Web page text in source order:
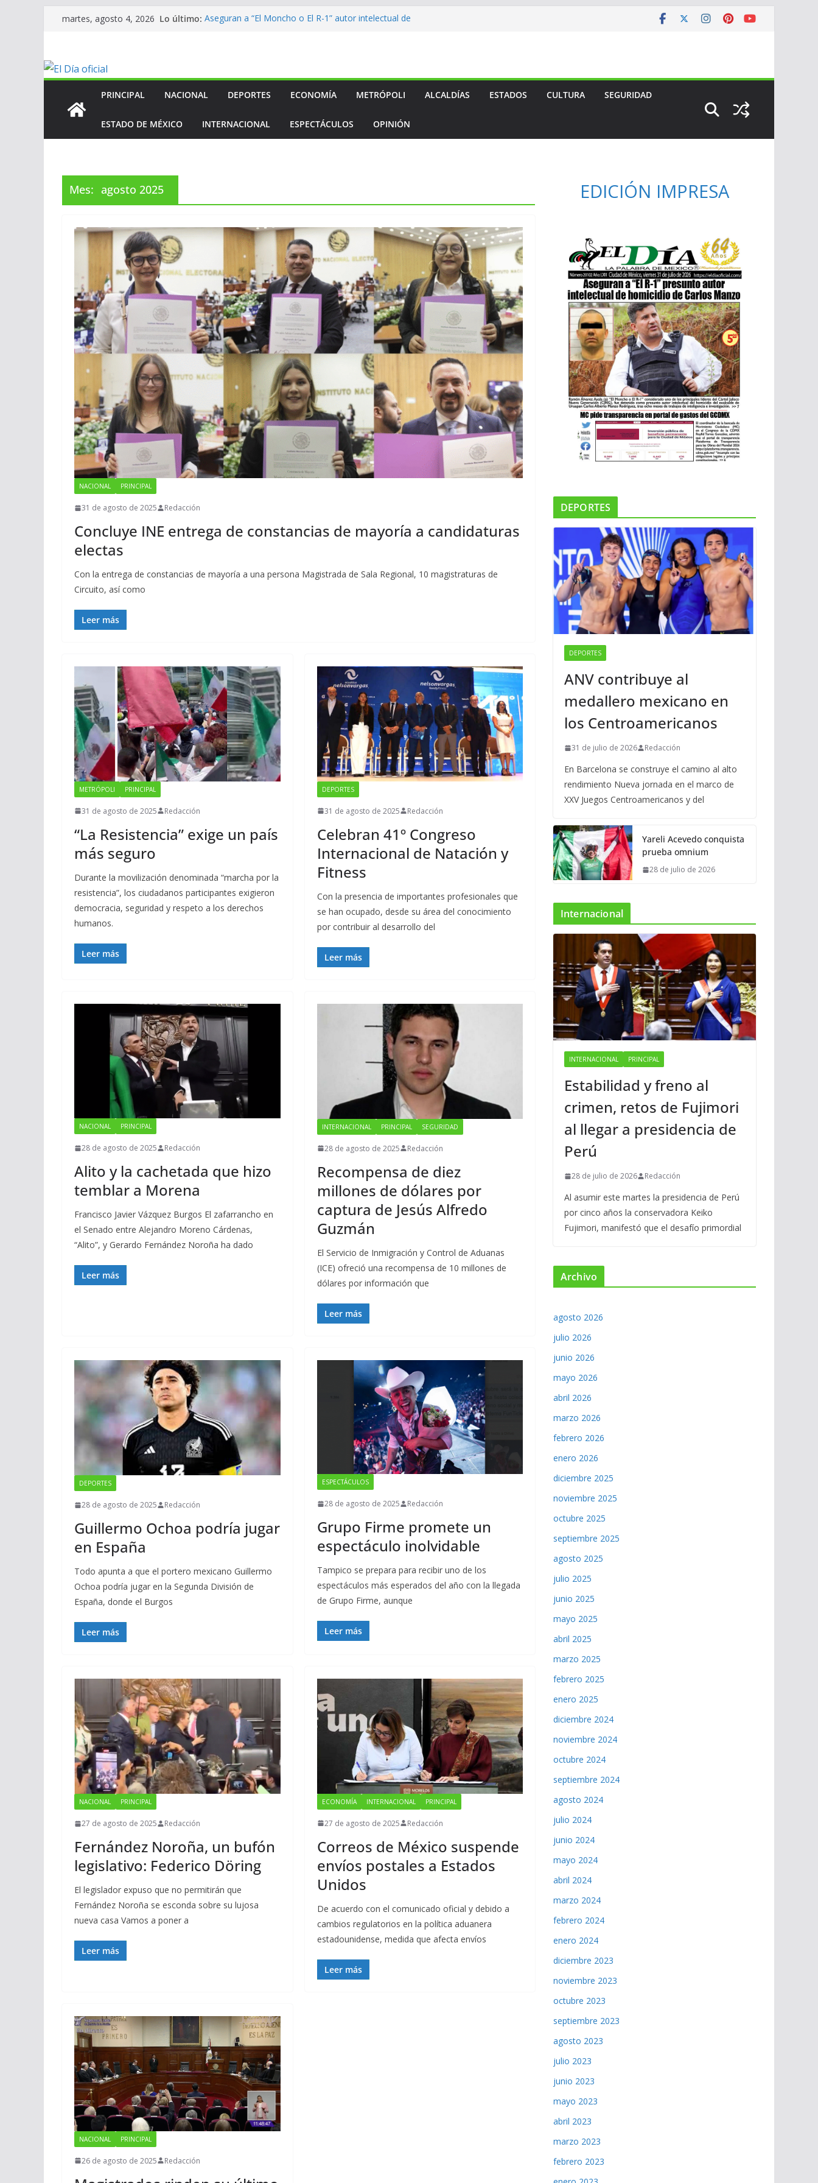
Saltarmartes, agosto 4, 2026 Lo último: Aseguran a “El Moncho o El R-1” autor intelectual de
ANV contribuye al medallero mexicano en los
Centroamericanos
PRINCIPAL NACIONAL DEPORTES ECONOMÍA METRÓPOLI ALCALDÍAS ESTADOS CULTURA SEGURIDAD
ESTADO DE MÉXICO INTERNACIONAL ESPECTÁCULOS OPINIÓN
Mes: agosto 2025
NACIONAL PRINCIPAL
31 de agosto de 2025 Redacción
Concluye INE entrega de constancias de mayoría a candidaturas
electas
Con la entrega de constancias de mayoría a una persona Magistrada de Sala Regional, 10 magistraturas de
Circuito, así como
Leer más
METRÓPOLI PRINCIPAL
31 de agosto de 2025 Redacción
“La Resistencia” exige un país
más seguro
Durante la movilización denominada “marcha por la
resistencia”, los ciudadanos participantes exigieron
democracia, seguridad y respeto a los derechos
humanos.
Leer más
DEPORTES
31 de agosto de 2025 Redacción
Celebran 41º Congreso
Internacional de Natación y
Fitness
Con la presencia de importantes profesionales que
se han ocupado, desde su área del conocimiento
por contribuir al desarrollo del
Leer más
NACIONAL PRINCIPAL
28 de agosto de 2025 Redacción
Alito y la cachetada que hizo
temblar a Morena
Francisco Javier Vázquez Burgos El zafarrancho en
el Senado entre Alejandro Moreno Cárdenas,
“Alito”, y Gerardo Fernández Noroña ha dado
Leer más
INTERNACIONAL PRINCIPAL SEGURIDAD
28 de agosto de 2025 Redacción
Recompensa de diez
millones de dólares por
captura de Jesús Alfredo
Guzmán
El Servicio de Inmigración y Control de Aduanas
(ICE) ofreció una recompensa de 10 millones de
dólares por información que
Leer más
DEPORTES
28 de agosto de 2025 Redacción
Guillermo Ochoa podría jugar
en España
Todo apunta a que el portero mexicano Guillermo
Ochoa podría jugar en la Segunda División de
España, donde el Burgos
Leer más
ESPECTÁCULOS
28 de agosto de 2025 Redacción
Grupo Firme promete un
espectáculo inolvidable
Tampico se prepara para recibir uno de los
espectáculos más esperados del año con la llegada
de Grupo Firme, aunque
Leer más
NACIONAL PRINCIPAL
27 de agosto de 2025 Redacción
Fernández Noroña, un bufón
legislativo: Federico Döring
El legislador expuso que no permitirán que
Fernández Noroña se esconda sobre su lujosa
nueva casa Vamos a poner a
Leer más
ECONOMÍA INTERNACIONAL PRINCIPAL
27 de agosto de 2025 Redacción
Correos de México suspende
envíos postales a Estados
Unidos
De acuerdo con el comunicado oficial y debido a
cambios regulatorios en la política aduanera
estadounidense, medida que afecta envíos
Leer más
NACIONAL PRINCIPAL
26 de agosto de 2025 Redacción
EDICIÓN IMPRESA
DEPORTES
DEPORTES
ANV contribuye al
medallero mexicano en
los Centroamericanos
31 de julio de 2026 Redacción
En Barcelona se construye el camino al alto
rendimiento Nueva jornada en el marco de
XXV Juegos Centroamericanos y del
Yareli Acevedo conquista
prueba omnium
28 de julio de 2026
Internacional
INTERNACIONAL PRINCIPAL
Estabilidad y freno al
crimen, retos de Fujimori
al llegar a presidencia de
Perú
28 de julio de 2026 Redacción
Al asumir este martes la presidencia de Perú
por cinco años la conservadora Keiko
Fujimori, manifestó que el desafío primordial
Archivo
agosto 2026
julio 2026
junio 2026
mayo 2026
abril 2026
marzo 2026
febrero 2026
enero 2026
diciembre 2025
noviembre 2025
octubre 2025
septiembre 2025
agosto 2025
julio 2025
junio 2025
mayo 2025
abril 2025
marzo 2025
febrero 2025
enero 2025
diciembre 2024
noviembre 2024
octubre 2024
septiembre 2024
agosto 2024
julio 2024
junio 2024
mayo 2024
abril 2024
marzo 2024
febrero 2024
enero 2024
diciembre 2023
noviembre 2023
octubre 2023
septiembre 2023
agosto 2023
julio 2023
junio 2023
mayo 2023
abril 2023
marzo 2023
febrero 2023